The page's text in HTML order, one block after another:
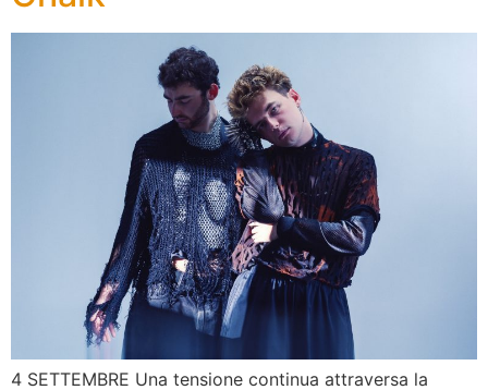
4 SETTEMBRE Una tensione continua attraversa la